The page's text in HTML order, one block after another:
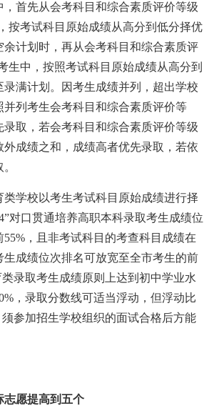
，首先从会考科目和综合素质评价等级
按考试科目原始成绩从高分到低分择优
余计划时，再从会考科目和综合素质评
生中，按照考试科目原始成绩从高分到
满计划。因考生成绩并列，超出学校
并列考生会考科目和综合素质评价等
取，若会考科目和综合素质评价等级
成绩之和，成绩高者优先录取，若依
学校以考生考试科目原始成绩进行择
对口贯通培养高职本科录取考生成绩位
，且非考试科目的考查科目成绩在
生成绩位次排名可放宽至全市考生的前
录取考生成绩原则上达到初中学业水
，录取分数线可适当浮动，但浮动比
参加招生学校组织的面试合格后方能
志愿提高到五个